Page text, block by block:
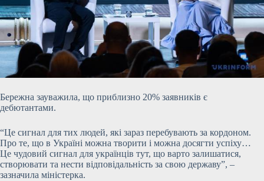
Бережна зауважила, що приблизно 20% заявників є
дебютантами.
“Це сигнал для тих людей, які зараз перебувають за кордоном.
Про те, що в Україні можна творити і можна досягти успіху…
Це чудовий сигнал для українців тут, що варто залишатися,
створювати та нести відповідальність за свою державу”, –
зазначила міністерка.